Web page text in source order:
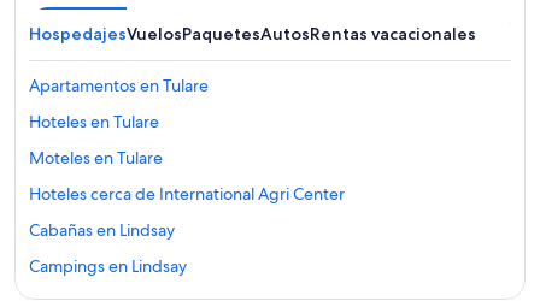
HospedajesVuelosPaquetesAutosRentas vacacionales
Apartamentos en Tulare
Hoteles en Tulare
Moteles en Tulare
Hoteles cerca de International Agri Center
Cabañas en Lindsay
Campings en Lindsay